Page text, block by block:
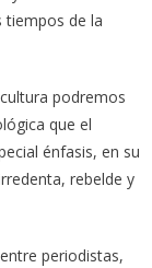
tiempos de la
podremos
que el
énfasis, en su
rebelde y
periodistas,